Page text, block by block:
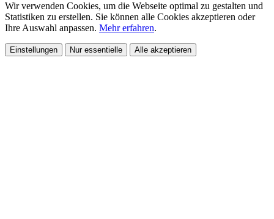
Wir verwenden Cookies, um die Webseite optimal zu gestalten und
Statistiken zu erstellen. Sie können alle Cookies akzeptieren oder
Ihre Auswahl anpassen. Mehr erfahren.
Einstellungen Nur essentielle Alle akzeptieren